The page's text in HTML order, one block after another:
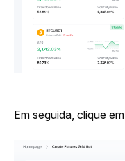
Em seguida, clique em